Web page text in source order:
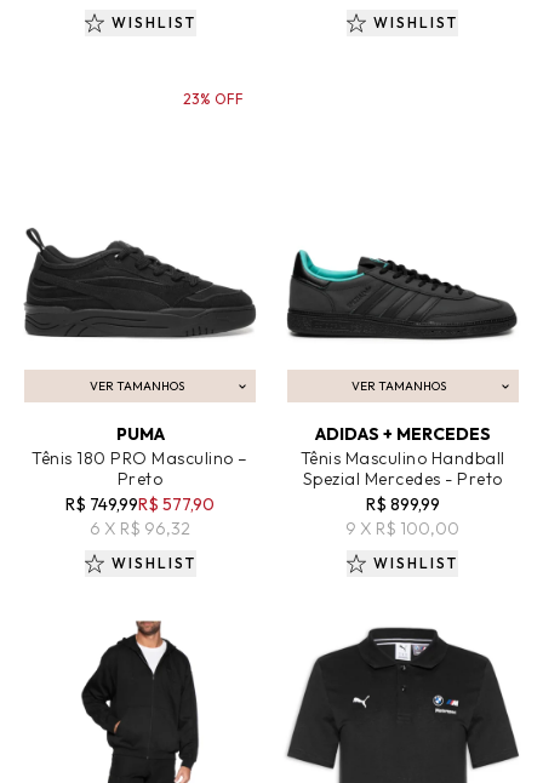
WISHLIST WISHLIST
VER TAMANHOS
ADICIONAR AO CARRINHO
PUMA
Tênis 180 PRO Masculino –
Preto
R$ 749,99R$ 577,90
6 X R$ 96,32
23% OFF
WISHLIST
VER TAMANHOS
ADICIONAR AO CARRINHO
ADIDAS + MERCEDES
Tênis Masculino Handball
Spezial Mercedes - Preto
R$ 899,99
9 X R$ 100,00
WISHLIST